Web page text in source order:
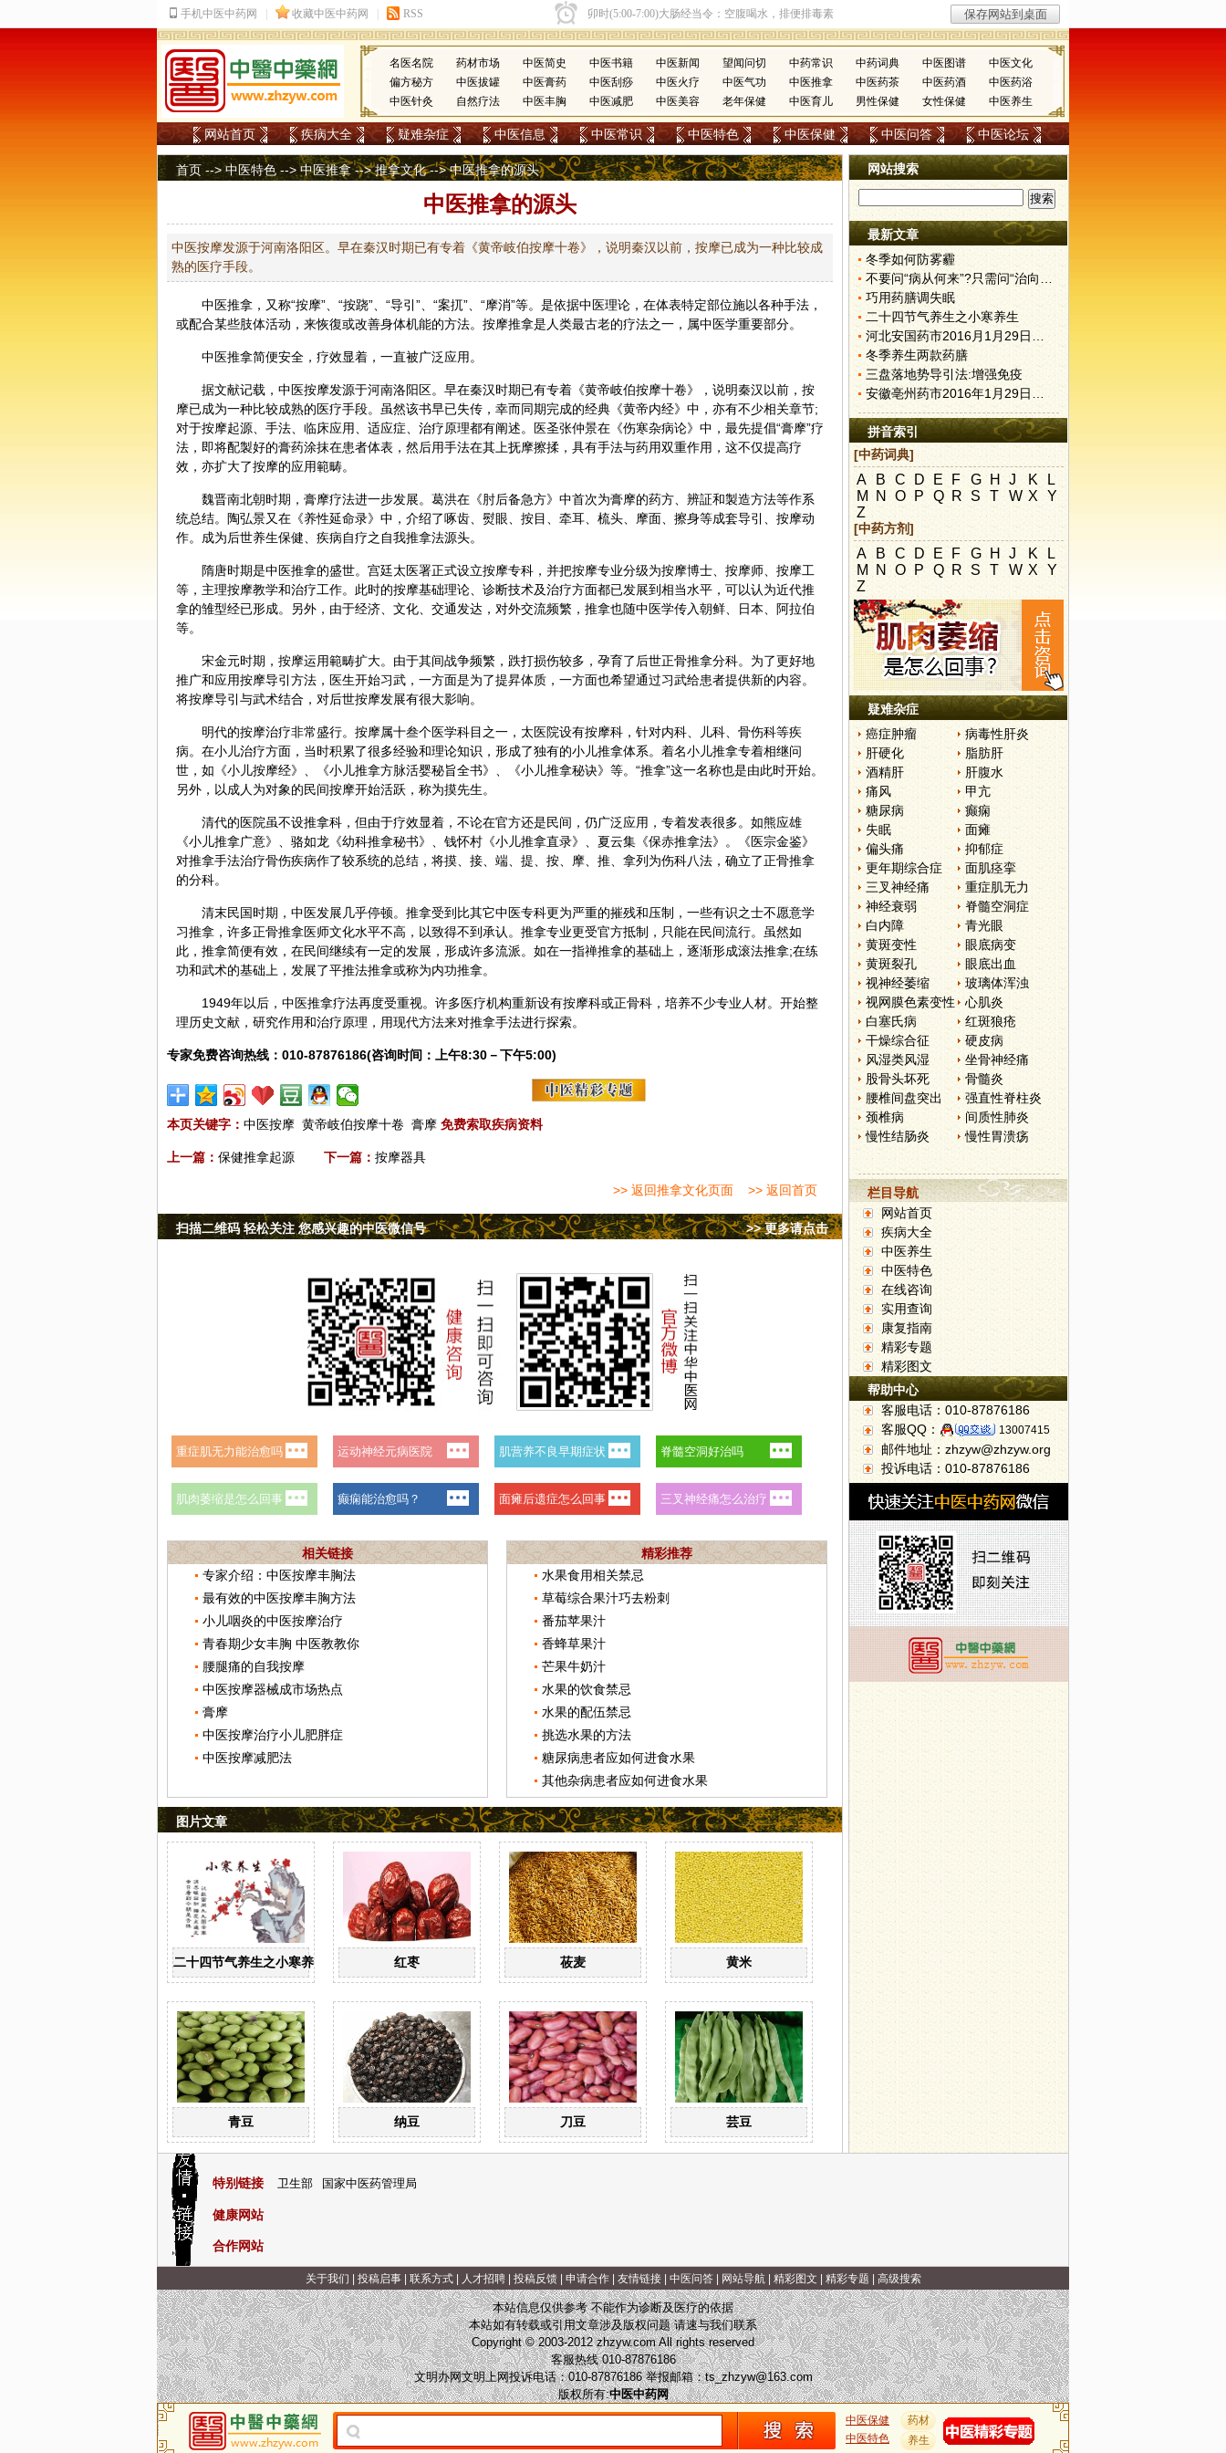
名医名院 药材市场 中医简史 中医书籍 中医新闻 望闻问切 中药常识 中药词典 中医图谱
中医文化
偏方秘方
中医拔罐 中医膏药 中医刮痧 中医火疗 中医气功 中医推拿 中医药茶 中医药酒
中医药浴
中医针灸
自然疗法 中医丰胸 中医减肥 中医美容 老年保健 中医育儿 男性保健 女性保健 中医养生
网站首页 疾病大全 疑难杂症 中医信息 中医常识 中医特色 中医保健 中医问答 中医论坛
首页 -->中医特色 -->中医推拿-->推拿文化--> 中医推拿的源头
中医推拿的源头
中医按摩发源于河南洛阳区。早在秦汉时期已有专着《黄帝岐伯按摩十卷》，说明秦汉以前，按摩已成为一种比较成
熟的医疗手段。
中医推拿 ，又称“按摩”、“按跷”、“导引”、“案扤”、“摩消”等。是依据中医理论 ，在体表特定部位施以各种手法，
或配合某些肢体活动，来恢復或改善身体机能的方法。按摩推拿是人类最古老的疗法之一，属中医学重要部分。
中医推拿简便安全，疗效显着，一直被广泛应用。
据文献记载，中医按摩发源于河南洛阳区。早在秦汉时期已有专着《黄帝岐伯按摩十卷》，说明秦汉以前，按
摩已成为一种比较成熟的医疗手段。虽然该书早已失传，幸而同期完成的经典《黄帝内经》中，亦有不少相关章节;
对于按摩起源、手法、临床应用、适应症、治疗原理都有阐述。医圣张仲景在《伤寒杂病论》中，最先提倡“膏摩”疗
法，即将配製好的膏药涂抹在患者体表，然后用手法在其上抚摩擦揉，具有手法与药用双重作用，这不仅提高疗
效，亦扩大了按摩的应用範畴。
魏晋南北朝时期，膏摩疗法进一步发展。 葛洪在《肘后备急方》中首次为膏摩的药方、辨証和製造方法等作系
统总结。
陶弘景又在《养性延命录》中，介绍了啄齿、熨眼、按目、牵耳、梳头、摩面、擦身等成套导引、按摩动
作。成为后世养生保健 、疾病自疗之自我推拿法源头。
隋唐时期是中医推拿的盛世。宫廷太医署正式设立按摩专科，并把按摩专业分级为按摩博士、按摩师、按摩工
等，主理按摩教学和治疗工作。此时的按摩基础理论、诊断技术及治疗方面都已发展到相当水平，可以认为近代推
拿的雏型经已形成。另外，由于经济、文化、交通发达，对外交流频繁，推拿也随中医学传入朝鲜、日本、阿拉伯
等。
宋金元时期，按摩运用範畴扩大。由于其间战争频繁，跌打损伤较多，孕育了后世正骨推拿分科。为了更好地
推广和应用按摩导引方法，医生开始习武，一方面是为了提昇体质，一方面也希望通过习武给患者提供新的内容。
将按摩导引与武术结合，对后世按摩发展有很大影响。
明代的按摩治疗非常盛行。按摩属十叁个医学科目之一，太医院设有按摩科，针对内科、儿科、骨伤科等疾
病。在小儿治疗方面，当时积累了很多经验和理论知识，形成了独有的小儿推拿体系。着名小儿推拿专着相继问
世，如《小儿按摩经》、《小儿推拿方脉活婴秘旨全书》、《小儿推拿秘诀》等。“推拿”这一名称也是由此时开始。
另外，以成人为对象的民间按摩开始活跃，称为摸先生。
清代的医院虽不设推拿科，但由于疗效显着，不论在官方还是民间，仍广泛应用，专着发表很多。如熊应雄
《小儿推拿广意》、骆如龙《幼科推拿秘书》、钱怀村《小儿推拿直录》、夏云集《保赤推拿法》。《医宗金鉴》
对推拿手法治疗骨伤疾病作了较系统的总结，将摸、接、端、提、按、摩、推、拿列为伤科八法，确立了正骨推拿
的分科。
清末民国时期，中医发展几乎停顿。推拿受到比其它中医专科更为严重的摧残和压制，一些有识之士不愿意学
习推拿，许多正骨推拿医师文化水平不高，以致得不到承认。推拿专业更受官方抵制，只能在民间流行。虽然如
此，推拿简便有效，在民间继续有一定的发展，形成许多流派。如在一指禅推拿的基础上，逐渐形成滚法推拿;在练
功和武术的基础上，发展了平推法推拿或称为内功推拿。
1949年以后，中医推拿疗法再度受重视。许多医疗机构重新设有按摩科或正骨科，培养不少专业人材。开始整
理历史文献，研究作用和治疗原理，用现代方法来对推拿手法进行探索。
专家免费咨询热线：010-87876186(咨询时间：上午8:30－下午5:00)
本页关键字： 中医按摩 黄帝岐伯按摩十卷 膏摩 免费索取疾病资料
上一篇： 保健推拿起源 下一篇： 按摩器具
>> 返回推拿文化页面 >> 返回首页
>> 更多请点击
扫描二维码 轻松关注 您感兴趣的中医微信号
相关链接
专家介绍：中医按摩丰胸法
最有效的中医按摩丰胸方法
小儿咽炎的中医按摩治疗
青春期少女丰胸 中医教教你
腰腿痛的自我按摩
中医按摩器械成市场热点
膏摩
中医按摩治疗小儿肥胖症
中医按摩减肥法
精彩推荐
水果食用相关禁忌
草莓综合果汁巧去粉刺
番茄苹果汁
香蜂草果汁
芒果牛奶汁
水果的饮食禁忌
水果的配伍禁忌
挑选水果的方法
糖尿病患者应如何进食水果
其他杂病患者应如何进食水果
图片文章
二十四节气养生之小寒养生 红枣 莜麦 黄米
青豆 纳豆 刀豆 芸豆
网站搜索
最新文章
冬季如何防雾霾
不要问“病从何来”?只需问“治向何去”?
巧用药膳调失眠
二十四节气养生之小寒养生
河北安国药市2016月1月29日快讯
冬季养生两款药膳
三盘落地势导引法:增强免疫
安徽亳州药市2016年1月29日快讯
拼音索引
[中药词典]
A B C D E F G H J K
L
M N O P Q R S T W X
Y
Z
[中药方剂]
A B C D E F G H J K
L
M N O P Q R S T W X
Y
Z
疑难杂症
癌症肿瘤
病毒性肝炎
肝硬化
脂肪肝
酒精肝
肝腹水
痛风
甲亢
糖尿病
癫痫
失眠
面瘫
偏头痛
抑郁症
更年期综合症
面肌痉挛
三叉神经痛
重症肌无力
神经衰弱
脊髓空洞症
白内障
青光眼
黄斑变性
眼底病变
黄斑裂孔
眼底出血
视神经萎缩
玻璃体浑浊
视网膜色素变性
心肌炎
白塞氏病
红斑狼疮
干燥综合征
硬皮病
风湿类风湿
坐骨神经痛
股骨头坏死
骨髓炎
腰椎间盘突出
强直性脊柱炎
颈椎病
间质性肺炎
慢性结肠炎
慢性胃溃疡
栏目导航
网站首页
疾病大全
中医养生
中医特色
在线咨询
实用查询
康复指南
精彩专题
精彩图文
帮助中心
客服电话：010-87876186
客服QQ：
13007415
邮件地址：zhzyw@zhzyw.org
投诉电话：010-87876186
特别链接 卫生部 国家中医药管理局
健康网站
合作网站
关于我们 投稿启事| 联系方式| 人才招聘| 投稿反馈| 申请合作| 友情链接| 中医问答| 网站导航| 精彩图文 精彩专题 高级搜索
本站信息仅供参考 不能作为诊断及医疗的依据
本站如有转载或引用文章涉及版权问题 请速与我们联系
Copyright © 2003-2012 zhzyw.com All rights reserved
客服热线 010-87876186
文明办网文明上网投诉电话：010-87876186 举报邮箱：ts_zhzyw@163.com
版权所有:中医中药网
中医保健
中医特色
药材
养生